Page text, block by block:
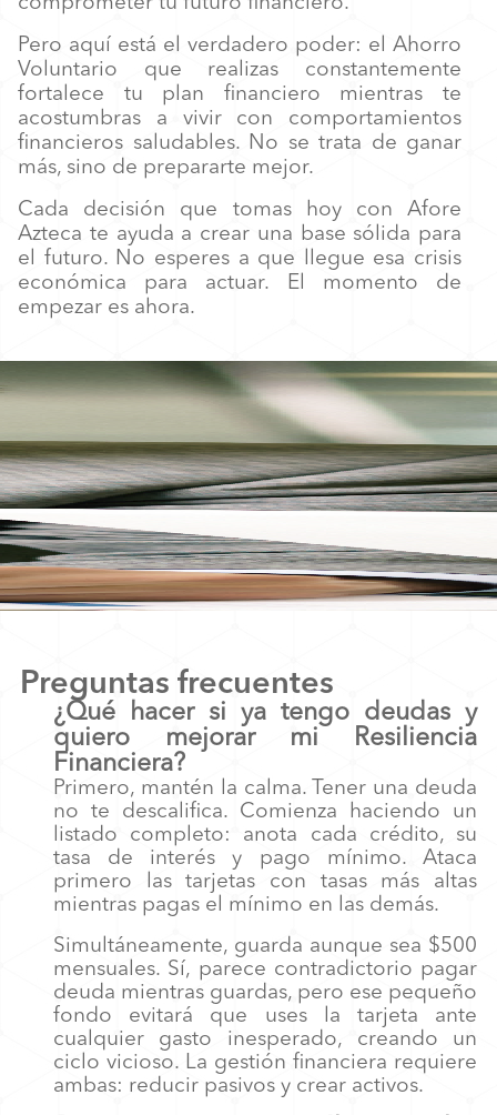
Pero aquí está el verdadero poder: el Ahorro
Voluntario que realizas constantemente
fortalece tu plan financiero mientras te
acostumbras a vivir con comportamientos
financieros saludables. No se trata de ganar
más, sino de prepararte mejor.
Cada decisión que tomas hoy con Afore
Azteca te ayuda a crear una base sólida para
el futuro. No esperes a que llegue esa crisis
económica para actuar. El momento de
empezar es ahora.
Preguntas frecuentes
¿Qué hacer si ya tengo deudas y
quiero mejorar mi Resiliencia
Financiera?
Primero, mantén la calma. Tener una deuda
no te descalifica. Comienza haciendo un
listado completo: anota cada crédito, su
tasa de interés y pago mínimo. Ataca
primero las tarjetas con tasas más altas
mientras pagas el mínimo en las demás.
Simultáneamente, guarda aunque sea $500
mensuales. Sí, parece contradictorio pagar
deuda mientras guardas, pero ese pequeño
fondo evitará que uses la tarjeta ante
cualquier gasto inesperado, creando un
ciclo vicioso. La gestión financiera requiere
ambas: reducir pasivos y crear activos.